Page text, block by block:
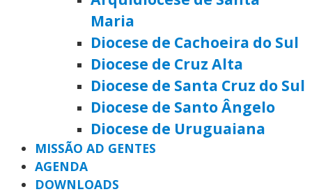
Maria
Diocese de Cachoeira do Sul
Diocese de Cruz Alta
Diocese de Santa Cruz do Sul
Diocese de Santo Ângelo
Diocese de Uruguaiana
MISSÃO AD GENTES
AGENDA
DOWNLOADS